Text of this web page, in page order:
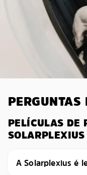
PERGUNTAS
PELÍCULAS DE
SOLARPLEXIUS
A Solarplexius é